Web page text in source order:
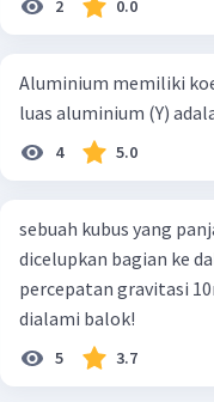
2 0.0
Aluminium memiliki
luas aluminium (Y)
4 5.0
sebuah kubus yang
dicelupkan bagian ke
percepatan gravitasi
dialami balok!
5 3.7